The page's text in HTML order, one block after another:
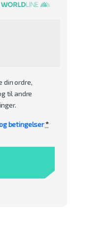
din ordre,
til andre
.
betingelser*